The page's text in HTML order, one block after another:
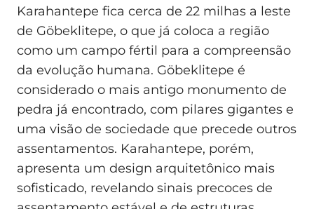
Karahantepe fica cerca de 22 milhas a leste
de Göbeklitepe, o que já coloca a região
como um campo fértil para a compreensão
da evolução humana. Göbeklitepe é
considerado o mais antigo monumento de
pedra já encontrado, com pilares gigantes e
uma visão de sociedade que precede outros
assentamentos. Karahantepe, porém,
apresenta um design arquitetônico mais
sofisticado, revelando sinais precoces de